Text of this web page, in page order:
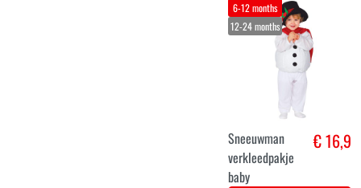
6-12 months
12-24 months
Sneeuwman
verkleedpakje
baby
€ 16,9